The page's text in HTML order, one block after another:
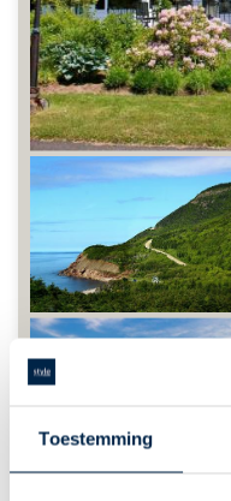
Toestemming